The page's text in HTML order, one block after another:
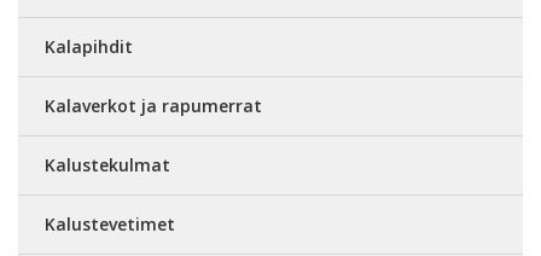
Kalapihdit
Kalaverkot ja rapumerrat
Kalustekulmat
Kalustevetimet